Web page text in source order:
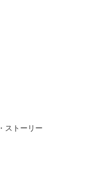
ストーリー